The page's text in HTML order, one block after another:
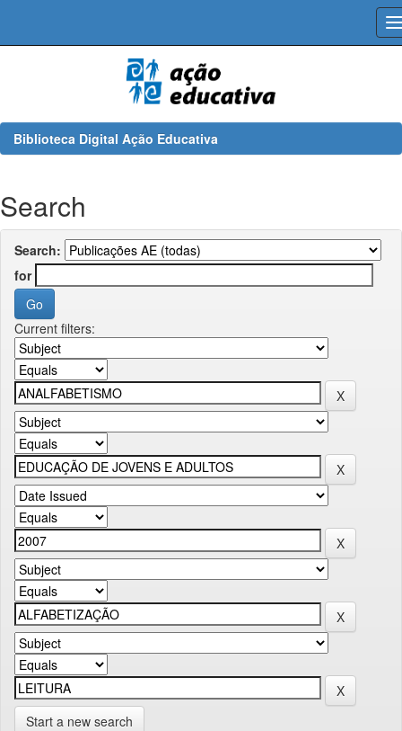
Biblioteca Digital Ação Educativa
Search
Search:
for
Current filters:
Start a new search